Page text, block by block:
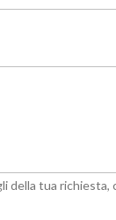
della tua richiesta,